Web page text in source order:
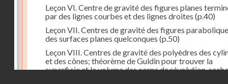
Leçon VI. Centre de gravité des figures planes
par des lignes courbes et des lignes droites (p.40)
Leçon VII. Centres de gravité des figures
des surfaces planes quelconques (p.50)
Leçon VIII. Centres de gravité des polyèdres des
et des cônes; théorème de Guldin pour trouver la
superficie et le volume des corps de révolution,